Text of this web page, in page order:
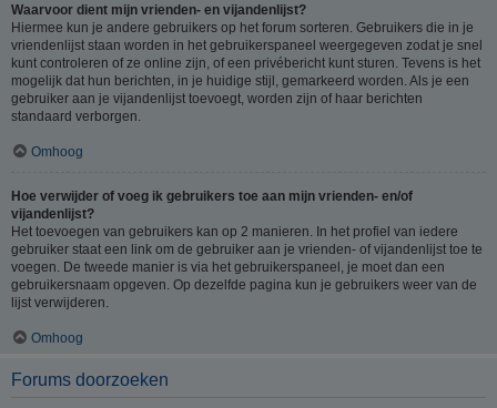
Waarvoor dient mijn vrienden- en vijandenlijst?
Hiermee kun je andere gebruikers op het forum sorteren. Gebruikers die in je
vriendenlijst staan worden in het gebruikerspaneel weergegeven zodat je snel
kunt controleren of ze online zijn, of een privébericht kunt sturen. Tevens is het
mogelijk dat hun berichten, in je huidige stijl, gemarkeerd worden. Als je een
gebruiker aan je vijandenlijst toevoegt, worden zijn of haar berichten
standaard verborgen.
Omhoog
Hoe verwijder of voeg ik gebruikers toe aan mijn vrienden- en/of
vijandenlijst?
Het toevoegen van gebruikers kan op 2 manieren. In het profiel van iedere
gebruiker staat een link om de gebruiker aan je vrienden- of vijandenlijst toe te
voegen. De tweede manier is via het gebruikerspaneel, je moet dan een
gebruikersnaam opgeven. Op dezelfde pagina kun je gebruikers weer van de
lijst verwijderen.
Omhoog
Forums doorzoeken